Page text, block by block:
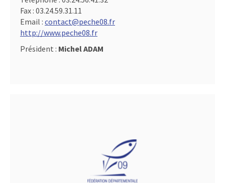
Fax : 03.24.59.31.11
Email : contact@peche08.fr
http://www.peche08.fr
Président : Michel ADAM